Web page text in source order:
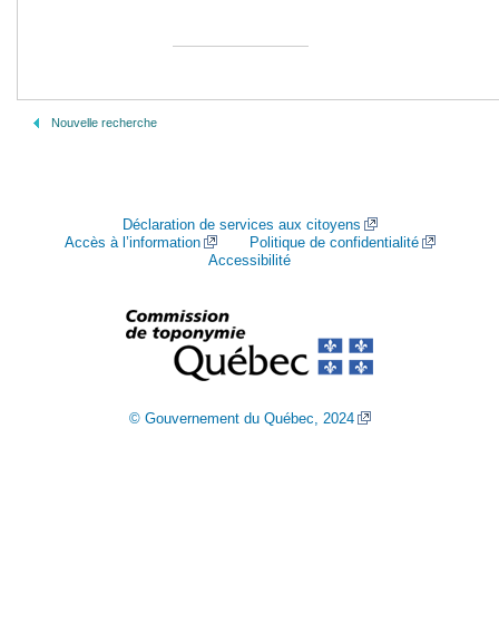
Nouvelle recherche
Déclaration de services aux citoyens
Accès à l’information
Politique de confidentialité
Accessibilité
© Gouvernement du Québec, 2024